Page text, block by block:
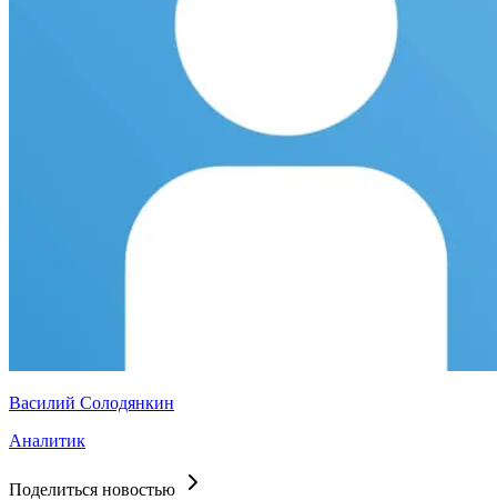
Василий Солодянкин
Аналитик
Поделиться новостью